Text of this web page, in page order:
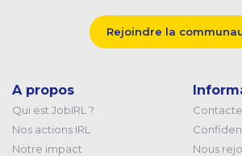
Rejoindre la
A propos
Qui est JobIRL ?
Nos actions IRL
Notre impact
Nous